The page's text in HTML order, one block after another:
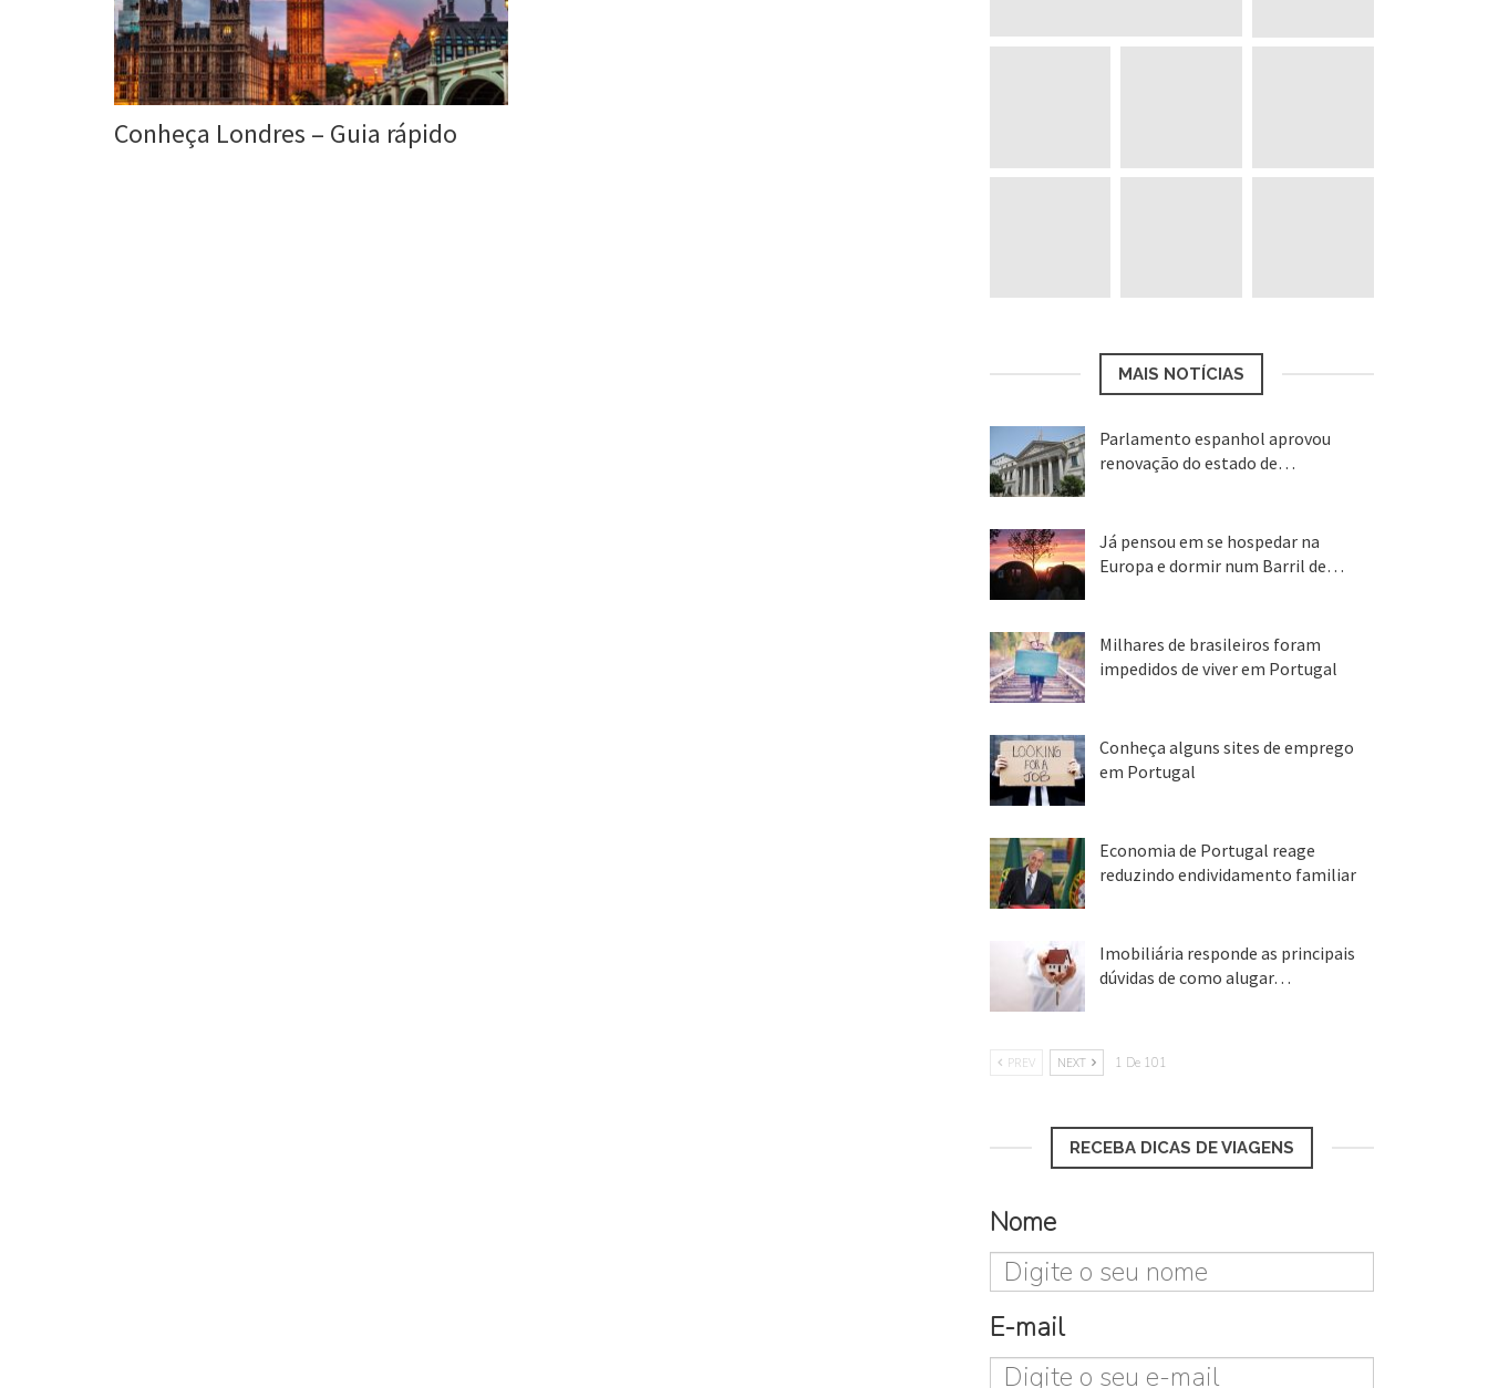
Conheça Londres – Guia rápido
MAIS NOTÍCIAS
Parlamento espanhol aprovou
renovação do estado de…
Já pensou em se hospedar na
Europa e dormir num Barril de…
Milhares de brasileiros foram
impedidos de viver em Portugal
Conheça alguns sites de emprego
em Portugal
Economia de Portugal reage
reduzindo endividamento familiar
Imobiliária responde as principais
dúvidas de como alugar…
PREV NEXT 1 De 101
RECEBA DICAS DE VIAGENS
Nome
E-mail